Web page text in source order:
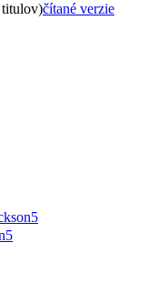
titulov)čítané verzie
5
5